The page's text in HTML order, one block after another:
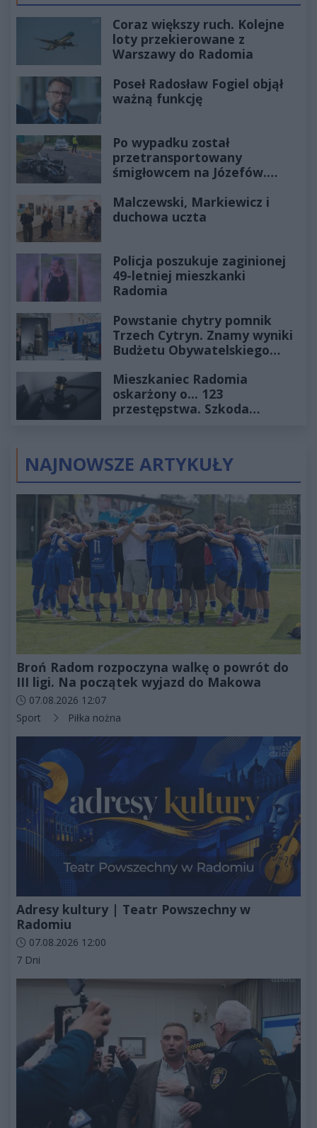
Coraz większy ruch. Kolejne
loty przekierowane z
Warszawy do Radomia
Poseł Radosław Fogiel objął
ważną funkcję
Po wypadku został
przetransportowany
śmigłowcem na Józefów.
Malczewski, Markiewicz i
duchowa uczta
Policja poszukuje zaginionej
49-letniej mieszkanki
Radomia
Powstanie chytry pomnik
Trzech Cytryn. Znamy wyniki
Budżetu Obywatelskiego
Mieszkaniec Radomia
oskarżony o... 123
przestępstwa. Szkoda
NAJNOWSZE ARTYKUŁY
Broń Radom rozpoczyna walkę o powrót do
III ligi. Na początek wyjazd do Makowa
Data dodania artykułu:
07.08.2026 12:07
Kategorie artykułu:
Sport Piłka nożna
Adresy kultury | Teatr Powszechny w
Radomiu
Data dodania artykułu:
07.08.2026 12:00
Kategorie artykułu:
7 Dni